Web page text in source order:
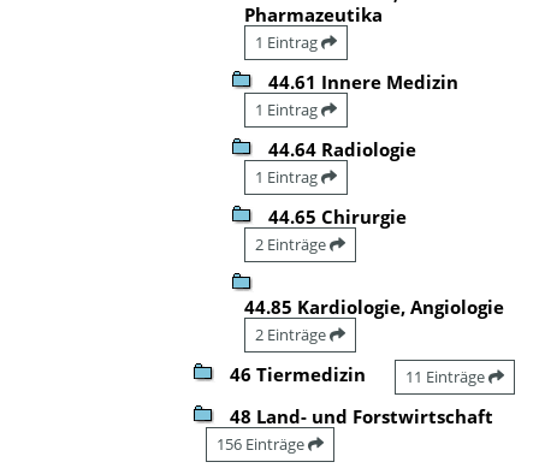
Pharmazeutika
1 Eintrag
44.61 Innere Medizin
1 Eintrag
44.64 Radiologie
1 Eintrag
44.65 Chirurgie
2 Einträge
44.85 Kardiologie, Angiologie
2 Einträge
46 Tiermedizin 11 Einträge
48 Land- und Forstwirtschaft
156 Einträge